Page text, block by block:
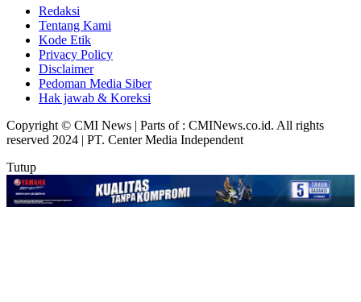
Redaksi
Tentang Kami
Kode Etik
Privacy Policy
Disclaimer
Pedoman Media Siber
Hak jawab & Koreksi
Copyright © CMI News | Parts of : CMINews.co.id. All rights
reserved 2024 | PT. Center Media Independent
Tutup